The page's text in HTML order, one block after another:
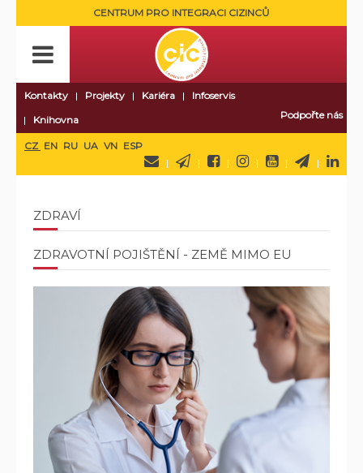
CENTRUM PRO INTEGRACI CIZINCŮ
Kontakty Projekty Kariéra
Infoservis
Knihovna
Podpořte nás
CZ EN RU UA VN ESP
ZDRAVÍ
ZDRAVOTNÍ POJIŠTĚNÍ - ZEMĚ MIMO EU